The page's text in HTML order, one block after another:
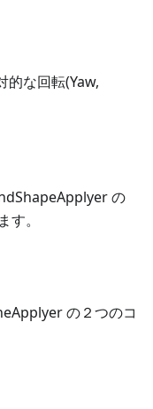
的な回転(Yaw,
の
。
の２つのコ